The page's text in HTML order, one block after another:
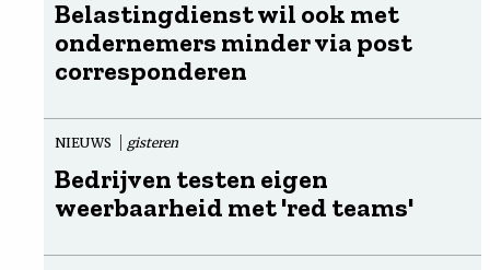
Belastingdienst wil ook met
ondernemers minder via post
corresponderen
NIEUWS gisteren
Bedrijven testen eigen
weerbaarheid met 'red teams'